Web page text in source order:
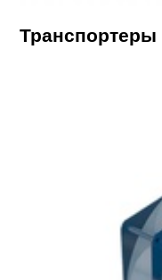
Транспортеры